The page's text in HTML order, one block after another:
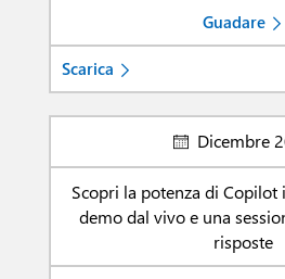
Guadare
Scarica
Dicembre
Scopri la potenza di Copilot
demo dal vivo e una
risposte